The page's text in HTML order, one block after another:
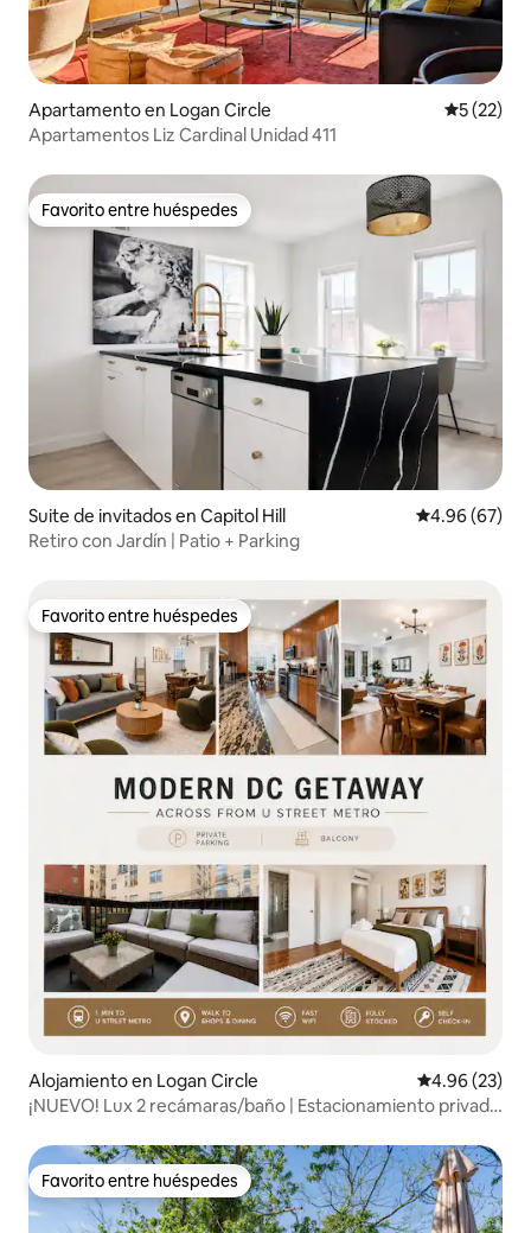
Apartamento en Logan Circle
5 (22)
Apartamentos Liz Cardinal Unidad 411
Favorito entre huéspedes
Favorito entre huéspedes
Suite de invitados en Capitol Hill Calificación
4.96 (67)
Retiro con Jardín | Patio + Parking
Favorito entre huéspedes
Favorito entre huéspedes
Alojamiento en Logan Circle Calificación
4.96 (23)
¡NUEVO! Lux 2 recámaras/baño | Estacionamiento privado
Favorito entre huéspedes
Favorito entre huéspedes